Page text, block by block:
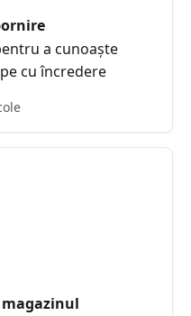
a cunoaște
cu încredere